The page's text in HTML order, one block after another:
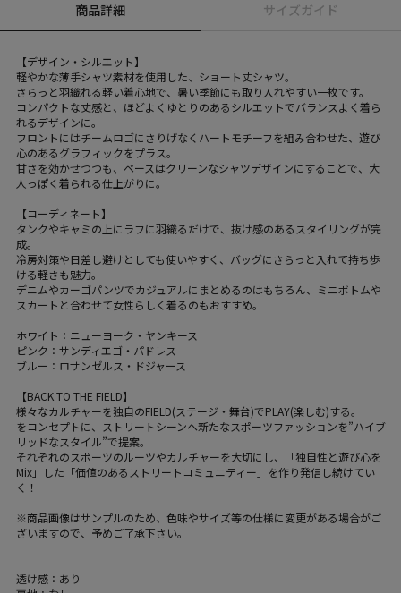
商品詳細 サイズガイド
【デザイン・シルエット】
軽やかな薄手シャツ素材を使用した、ショート丈シャツ。
さらっと羽織れる軽い着心地で、暑い季節にも取り入れやすい一枚です。
コンパクトな丈感と、ほどよくゆとりのあるシルエットでバランスよく着ら
れるデザインに。
フロントにはチームロゴにさりげなくハートモチーフを組み合わせた、遊び
心のあるグラフィックをプラス。
甘さを効かせつつも、ベースはクリーンなシャツデザインにすることで、大
人っぽく着られる仕上がりに。
【コーディネート】
タンクやキャミの上にラフに羽織るだけで、抜け感のあるスタイリングが完
成。
冷房対策や日差し避けとしても使いやすく、バッグにさらっと入れて持ち歩
ける軽さも魅力。
デニムやカーゴパンツでカジュアルにまとめるのはもちろん、ミニボトムや
スカートと合わせて女性らしく着るのもおすすめ。
ホワイト：ニューヨーク・ヤンキース
ピンク：サンディエゴ・パドレス
ブルー：ロサンゼルス・ドジャース
【BACK TO THE FIELD】
様々なカルチャーを独自のFIELD(ステージ・舞台)でPLAY(楽しむ)する。
をコンセプトに、ストリートシーンへ新たなスポーツファッションを”ハイブ
リッドなスタイル”で提案。
それぞれのスポーツのルーツやカルチャーを大切にし、「独自性と遊び心を
Mix」した「価値のあるストリートコミュニティー」を作り発信し続けてい
く！
※商品画像はサンプルのため、色味やサイズ等の仕様に変更がある場合がご
ざいますので、予めご了承下さい。
透け感：あり